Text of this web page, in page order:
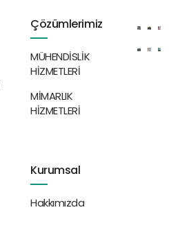
Çözümlerimiz
MÜHENDİSLİK
HİZMETLERİ
MİMARLIK
HİZMETLERİ
Kurumsal
Hakkımızda